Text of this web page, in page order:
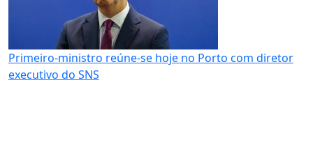
Primeiro-ministro reúne-se hoje no Porto com diretor
executivo do SNS